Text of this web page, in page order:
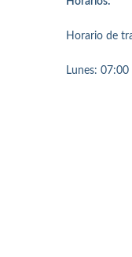
Horario de
Lunes: